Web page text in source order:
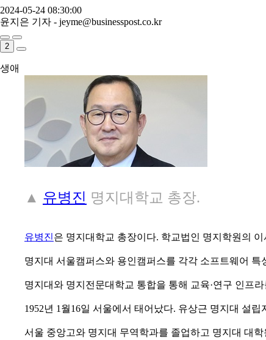
2024-05-24 08:30:00
윤지은 기자 - jeyme@businesspost.co.kr
2
생애
▲ 유병진 명지대학교 총장.
유병진은 명지대학교 총장이다. 학교법인 명지학원의
명지대 서울캠퍼스와 용인캠퍼스를 각각 소프트웨어
명지대와 명지전문대학교 통합을 통해 교육·연구 인프
1952년 1월16일 서울에서 태어났다. 유상근 명지대 설
서울 중앙고와 명지대 무역학과를 졸업하고 명지대 대